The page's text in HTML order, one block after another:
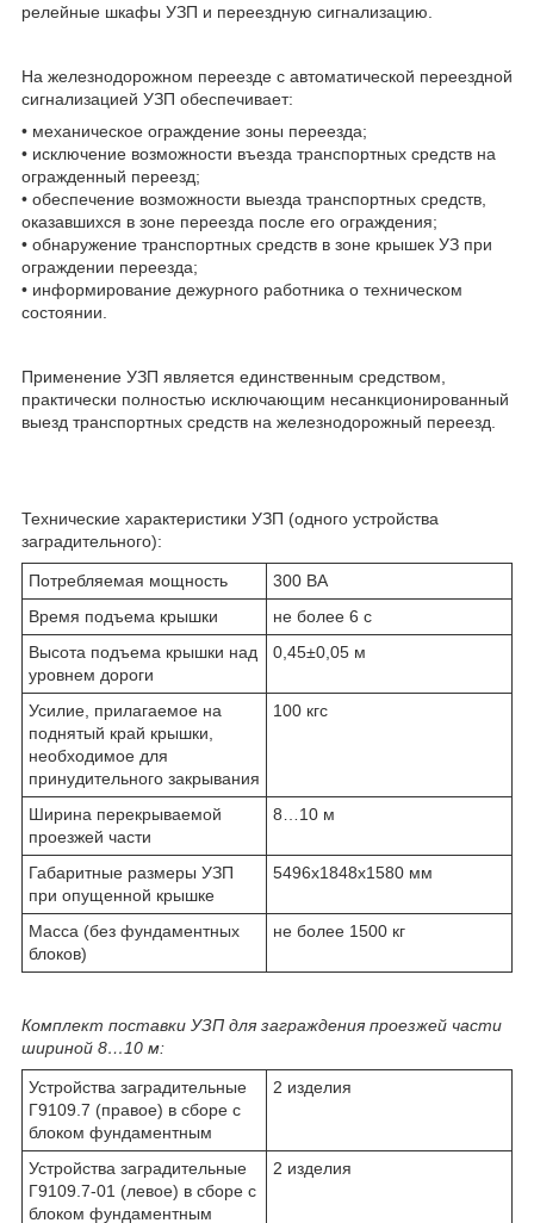
релейные шкафы УЗП и переездную сигнализацию.
На железнодорожном переезде с автоматической переездной
сигнализацией УЗП обеспечивает:
• механическое ограждение зоны переезда;
• исключение возможности въезда транспортных средств на
огражденный переезд;
• обеспечение возможности выезда транспортных средств,
оказавшихся в зоне переезда после его ограждения;
• обнаружение транспортных средств в зоне крышек УЗ при
ограждении переезда;
• информирование дежурного работника о техническом
состоянии.
Применение УЗП является единственным средством,
практически полностью исключающим несанкционированный
выезд транспортных средств на железнодорожный переезд.
Технические характеристики УЗП (одного устройства
заградительного):
Потребляемая мощность
300 ВА
Время подъема крышки
не более 6 с
Высота подъема крышки над
уровнем дороги
0,45±0,05 м
Усилие, прилагаемое на
поднятый край крышки,
необходимое для
принудительного закрывания
100 кгс
Ширина перекрываемой
проезжей части
8…10 м
Габаритные размеры УЗП
при опущенной крышке
5496х1848х1580 мм
Масса (без фундаментных
блоков)
не более 1500 кг
Комплект поставки УЗП для заграждения проезжей части
шириной 8…10 м:
Устройства заградительные
Г9109.7 (правое) в сборе с
блоком фундаментным
2 изделия
Устройства заградительные
Г9109.7-01 (левое) в сборе с
блоком фундаментным
2 изделия